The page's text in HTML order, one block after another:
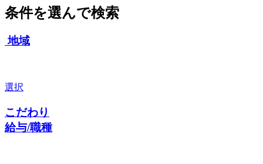
条件を選んで検索
地域
選択
こだわり
給与/職種